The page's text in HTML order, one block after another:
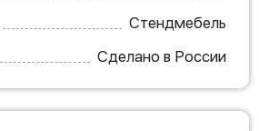
Стендмебель
Сделано в России